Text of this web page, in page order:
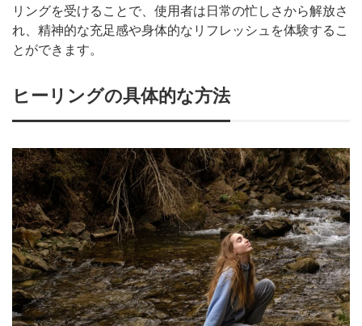
リングを受けることで、使用者は日常の忙しさから解放さ
れ、精神的な充足感や身体的なリフレッシュを体験するこ
とができます。
ヒーリングの具体的な方法